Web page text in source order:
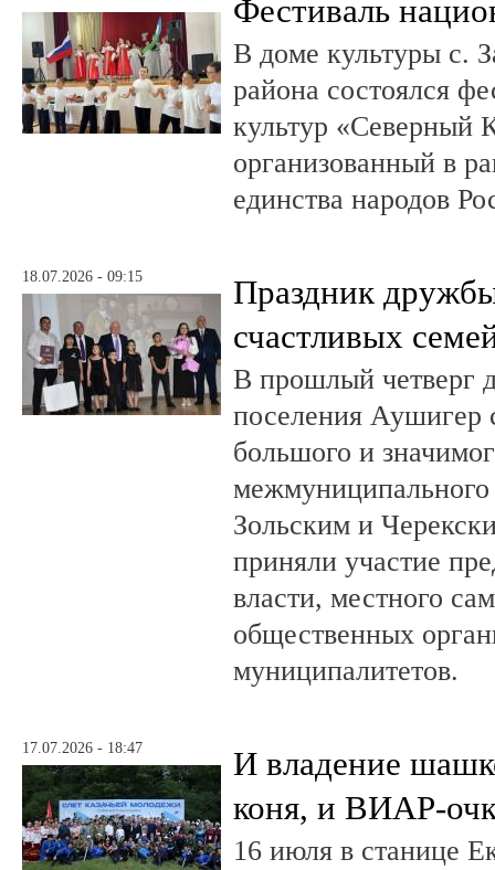
Фестиваль
В доме культуры с.
района состоялся
культур «Северный
организованный в
единства народов
18.07.2026 - 09:15
Праздник
счастливых
В прошлый четверг
поселения Аушигер
большого и
Зольским и
приняли участие
власти, местного
общественных
муниципалитетов.
17.07.2026 - 18:47
И владение
коня, и ВИАР-
16 июля в станице